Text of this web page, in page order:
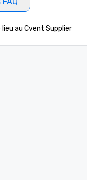
au Cvent Supplier